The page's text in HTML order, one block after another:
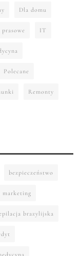
Dla domu
IT
Polecane
Remonty
bezpieczeństwo
marketing
brazylijska